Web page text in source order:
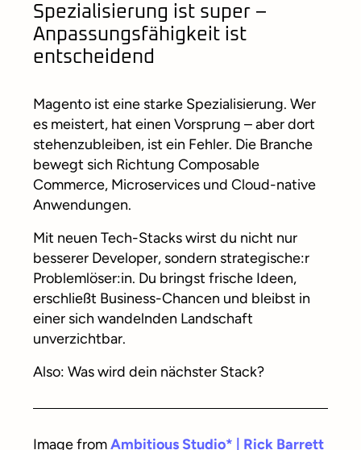
Spezialisierung ist super –
Anpassungsfähigkeit ist
entscheidend
Magento ist eine starke Spezialisierung. Wer
es meistert, hat einen Vorsprung – aber dort
stehenzubleiben, ist ein Fehler. Die Branche
bewegt sich Richtung Composable
Commerce, Microservices und Cloud-native
Anwendungen.
Mit neuen Tech-Stacks wirst du nicht nur
besserer Developer, sondern strategische:r
Problemlöser:in. Du bringst frische Ideen,
erschließt Business-Chancen und bleibst in
einer sich wandelnden Landschaft
unverzichtbar.
Also: Was wird dein nächster Stack?
Image fromAmbitious Studio* | Rick Barrett